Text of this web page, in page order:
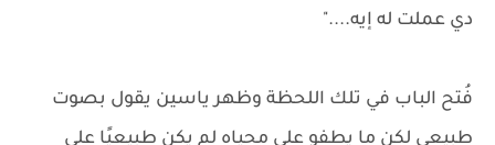
دي عملت له إيه...."
فُتح الباب في تلك اللحظة وظهر ياسين يقول بصوت
طبيعي لكن ما يطفو على محياه لم يكن طبيعيًا على